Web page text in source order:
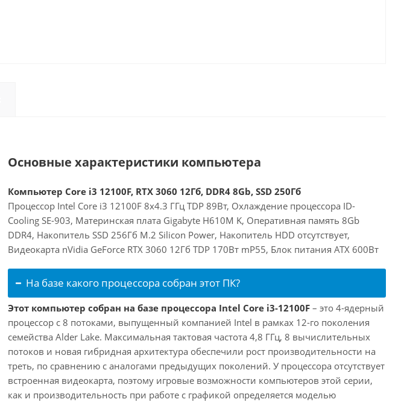
Основные характеристики компьютера
Компьютер Core i3 12100F, RTX 3060 12Гб, DDR4 8Gb, SSD 250Гб
Процессор Intel Core i3 12100F 8x4.3 ГГц TDP 89Вт, Охлаждение процессора ID-
Cooling SE-903, Материнская плата Gigabyte H610M K, Оперативная память 8Gb
DDR4, Накопитель SSD 256Гб M.2 Silicon Power, Накопитель HDD отсутствует,
Видеокарта nVidia GeForce RTX 3060 12Гб TDP 170Вт mP55, Блок питания ATX 600Вт
На базе какого процессора собран этот ПК?
Этот компьютер собран на базе процессора Intel Core i3-12100F – это 4-ядерный
процессор с 8 потоками, выпущенный компанией Intel в рамках 12-го поколения
семейства Alder Lake. Максимальная тактовая частота 4,8 ГГц, 8 вычислительных
потоков и новая гибридная архитектура обеспечили рост производительности на
треть, по сравнению с аналогами предыдущих поколений. У процессора отсутствует
встроенная видеокарта, поэтому игровые возможности компьютеров этой серии,
как и производительность при работе с графикой определяется моделью